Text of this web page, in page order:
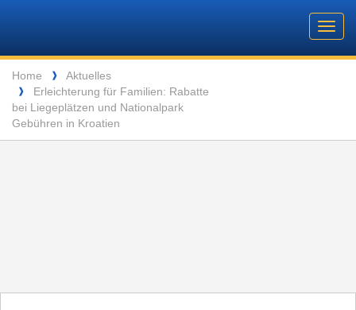
Barone
Yachting
Breadcrumb
Home ❱ Aktuelles
❱
Erleichterung für Familien: Rabatte
bei Liegeplätzen und Nationalpark
Gebühren in Kroatien
ENTSPANNUNG VOR DEN MALERISCHEN INSELN DER SEYCHELLEN